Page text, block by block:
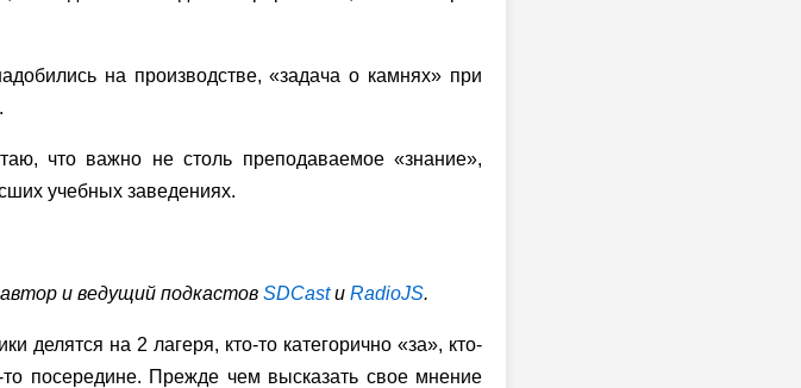
на производстве, «задача о камнях» при
что важно не столь преподаваемое «знание»,
учебных заведениях.
и ведущий подкастов SDCastи RadioJS.
делятся на 2 лагеря, кто-то категорично «за», кто-
то посередине. Прежде чем высказать свое мнение